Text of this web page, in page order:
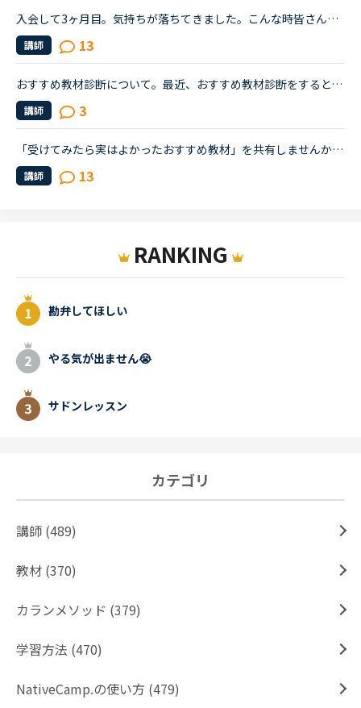
入会して3ヶ月目。気持ちが落ちてきました。こんな時皆さんならどうしますか？こんにちは。英語は大学受験で勉強したのが最後の現在26歳です。英語喋れたら格好良いよな〜という憧れを実現させてやろうじゃないか...
講師 13
おすすめ教材診断について。最近、おすすめ教材診断をすると、ほとんど、初めてのレッスンや、初心者コースしかでてきません。初めてのレッスンや、初心者コースはだいたいLv１〜３ですよね。しかし、私は、マン...
講師 3
「受けてみたら実はよかったおすすめ教材」を共有しませんか？Daily Newsやトピックトークは、ちょこちょこと広場上で話題に上がってきますが、中には受講者が少なさそうな教材があると思いませんか？受けてみた...
講師 13
RANKING
勘弁してほしい
やる気が出ません😭
サドンレッスン
カテゴリ
講師 (489)
教材 (370)
カランメソッド (379)
学習方法 (470)
NativeCamp.の使い方 (479)